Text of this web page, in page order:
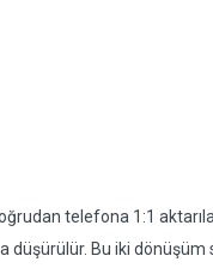
telefona 1:1
Bu iki dönüşüm